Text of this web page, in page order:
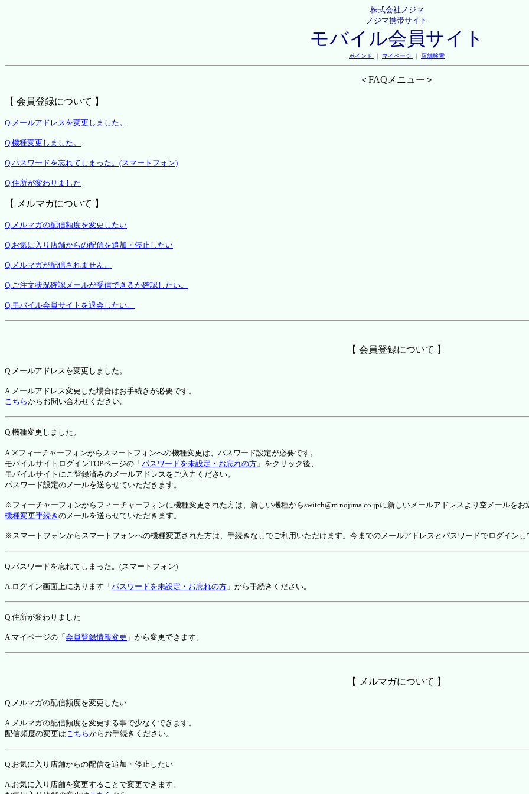
株式会社ノジマ
ノジマ携帯サイト
モバイル会員サイト
ポイント ｜ マイページ ｜ 店舗検索
＜FAQメニュー＞
【 会員登録について 】
Q.メールアドレスを変更しました。
Q.機種変更しました。
Q.パスワードを忘れてしまった。(スマートフォン)
Q.住所が変わりました
【 メルマガについて 】
Q.メルマガの配信頻度を変更したい
Q.お気に入り店舗からの配信を追加・停止したい
Q.メルマガが配信されません。
Q.ご注文状況確認メールが受信できるか確認したい。
Q.モバイル会員サイトを退会したい。
【 会員登録について 】
Q.メールアドレスを変更しました。
A.メールアドレス変更した場合はお手続きが必要です。
こちらからお問い合わせください。
Q.機種変更しました。
A.※フィーチャーフォンからスマートフォンへの機種変更は、パスワード設定が必要です。
モバイルサイトログインTOPページの「 パスワードを未設定・お忘れの方 」をクリック後、
モバイルサイトにご登録済みのメールアドレスをご入力ください。
パスワード設定のメールを送らせていただきます。
※フィーチャーフォンからフィーチャーフォンに機種変更された方は、新しい機種からswitch@m.nojima.co.jpに新しいメールアドレスより空メールをお
機種変更手続き のメールを送らせていただきます。
※スマートフォンからスマートフォンへの機種変更された方は、手続きなしでご利用いただけます。今までのメールアドレスとパスワードでログインし
Q.パスワードを忘れてしまった。(スマートフォン)
A.ログイン画面上にあります「 パスワードを未設定・お忘れの方 」から手続きください。
Q.住所が変わりました
A.マイページの「 会員登録情報変更 」から変更できます。
【 メルマガについて 】
Q.メルマガの配信頻度を変更したい
A.メルマガの配信頻度を変更する事で少なくできます。
配信頻度の変更はこちらからお手続きください。
Q.お気に入り店舗からの配信を追加・停止したい
A.お気に入り店舗を変更することで変更できます。